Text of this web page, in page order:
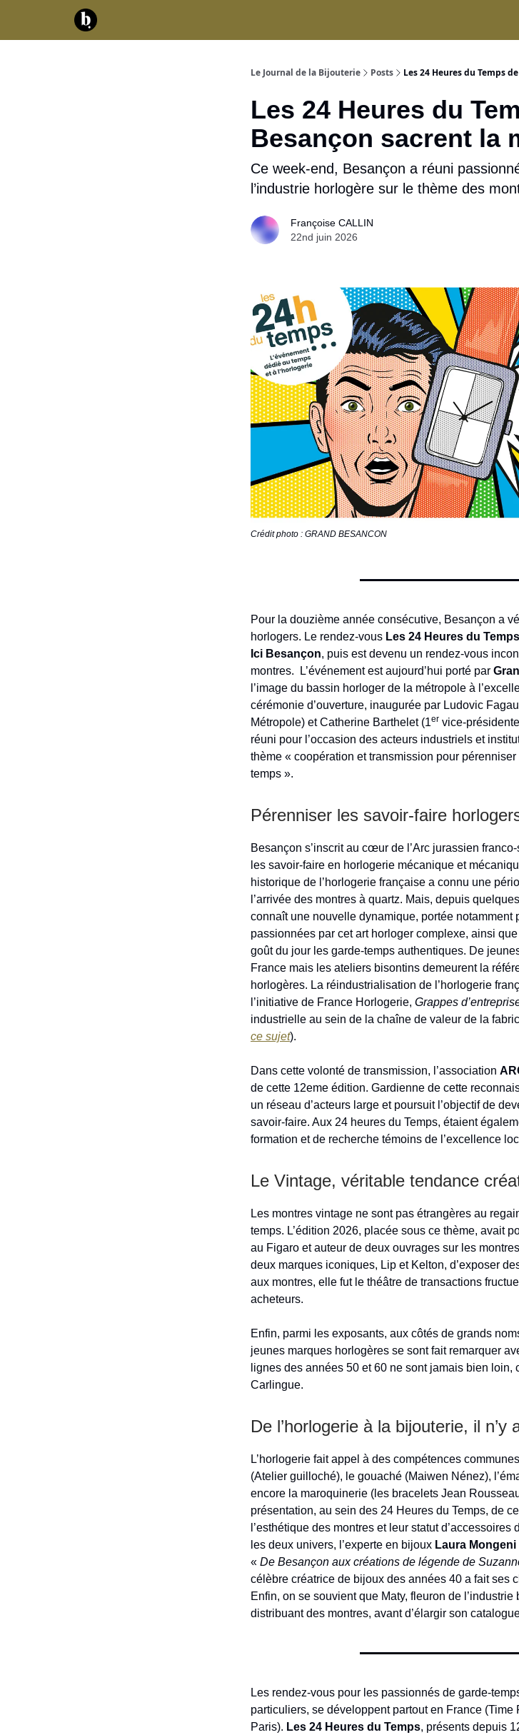
Le Journal de la Bijouterie Posts Les 24 Heures du Temps
Les 24 Heures du
Besançon sacrent la
Ce week-end, Besançon a réuni
l’industrie horlogère sur le thème des
Françoise CALLIN
22nd juin 2026
Crédit photo : GRAND BESANCON
Pour la douzième année consécutive, Besançon a
horlogers. Le rendez-vous Les 24 Heures du Temps
Ici Besançon, puis est devenu un rendez-vous
montres. L’événement est aujourd’hui porté par
l’image du bassin horloger de la métropole à
cérémonie d’ouverture, inaugurée par Ludovic
Métropole) et Catherine Barthelet (1er vice-
réuni pour l’occasion des acteurs industriels et
thème « coopération et transmission pour
temps ».
Pérenniser les savoir-faire
Besançon s’inscrit au cœur de l’Arc jurassien
les savoir-faire en horlogerie mécanique et
historique de l’horlogerie française a connu une
l’arrivée des montres à quartz. Mais, depuis
connaît une nouvelle dynamique, portée notamment
passionnées par cet art horloger complexe, ainsi
goût du jour les garde-temps authentiques. De
France mais les ateliers bisontins demeurent la
horlogères. La réindustrialisation de l’horlogerie
l’initiative de France Horlogerie, Grappes
industrielle au sein de la chaîne de valeur de la
ce sujet).
Dans cette volonté de transmission, l’association
de cette 12eme édition. Gardienne de cette
un réseau d’acteurs large et poursuit l’objectif de
savoir-faire. Aux 24 heures du Temps, étaient
formation et de recherche témoins de l’excellence
Le Vintage, véritable tendance
Les montres vintage ne sont pas étrangères au
temps. L’édition 2026, placée sous ce thème, avait
au Figaro et auteur de deux ouvrages sur les
deux marques iconiques, Lip et Kelton, d’exposer
aux montres, elle fut le théâtre de transactions
acheteurs.
Enfin, parmi les exposants, aux côtés de grands
jeunes marques horlogères se sont fait remarquer
lignes des années 50 et 60 ne sont jamais bien loin,
Carlingue.
De l’horlogerie à la bijouterie, il n’y
L’horlogerie fait appel à des compétences
(Atelier guilloché), le gouaché (Maiwen Nénez),
encore la maroquinerie (les bracelets Jean
présentation, au sein des 24 Heures du Temps, de
l’esthétique des montres et leur statut
les deux univers, l’experte en bijoux Laura Mongeni
« De Besançon aux créations de légende de
célèbre créatrice de bijoux des années 40 a fait ses
Enfin, on se souvient que Maty, fleuron de
distribuant des montres, avant d’élargir son
Les rendez-vous pour les passionnés de garde-
particuliers, se développent partout en France (Time
Paris). Les 24 Heures du Temps, présents depuis